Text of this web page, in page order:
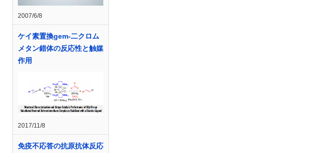
2007/6/8
ケイ素置換gem-二クロム
メタン錯体の反応性と触媒
作用
2017/11/8
免疫不応答の抗原抗体反応